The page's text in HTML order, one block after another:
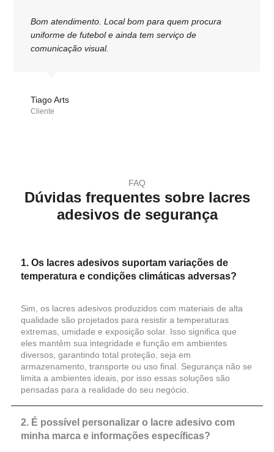
Bom atendimento. Local bom para quem procura
uniforme de futebol e ainda tem serviço de
comunicação visual.
Tiago Arts
Cliente
FAQ
Dúvidas frequentes sobre lacres
adesivos de segurança
1. Os lacres adesivos suportam variações de
temperatura e condições climáticas adversas?
Sim, os lacres adesivos produzidos com materiais de alta
qualidade são projetados para resistir a temperaturas
extremas, umidade e exposição solar. Isso significa que
eles mantêm sua integridade e função em ambientes
diversos, garantindo total proteção, seja em
armazenamento, transporte ou uso final. Segurança não se
limita a ambientes ideais, por isso essas soluções são
pensadas para a realidade do seu negócio.
2. É possível personalizar o lacre adesivo com
minha marca e informações específicas?